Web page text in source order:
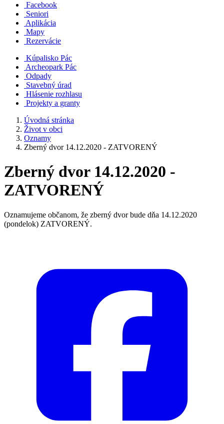
Facebook
Seniori
Aplikácia
Mapy
Rezervácie
Kúpalisko Pác
Archeopark Pác
Odpady
Stavebný úrad
Hlásenie rozhlasu
Projekty a granty
Úvodná stránka
Život v obci
Oznamy
Zberný dvor 14.12.2020 - ZATVORENÝ
Zberný dvor 14.12.2020 -
ZATVORENÝ
Oznamujeme občanom, že zberný dvor bude dňa 14.12.2020
(pondelok) ZATVORENÝ.